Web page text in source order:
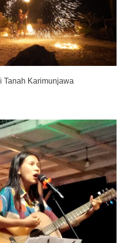
Tanah Karimunjawa